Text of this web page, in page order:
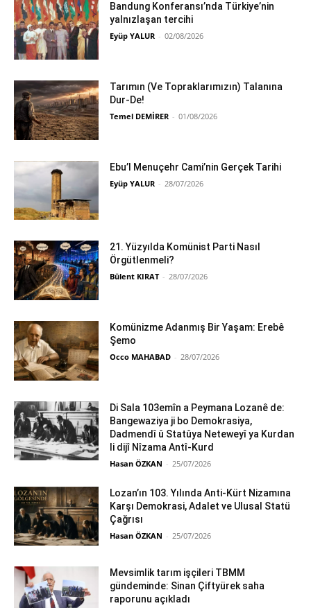
Bandung Konferansı’nda Türkiye’nin
yalnızlaşan tercihi
Eyüp YALUR - 02/08/2026
Tarımın (Ve Topraklarımızın) Talanına
Dur-De!
Temel DEMİRER - 01/08/2026
Ebu’l Menuçehr Cami’nin Gerçek Tarihi
Eyüp YALUR - 28/07/2026
21. Yüzyılda Komünist Parti Nasıl
Örgütlenmeli?
Bülent KIRAT - 28/07/2026
Komünizme Adanmış Bir Yaşam: Erebê
Şemo
Occo MAHABAD - 28/07/2026
Di Sala 103emîn a Peymana Lozanê de:
Bangewaziya ji bo Demokrasiya,
Dadmendî û Statûya Neteweyî ya Kurdan
li dijî Nîzama Antî-Kurd
Hasan ÖZKAN - 25/07/2026
Lozan’ın 103. Yılında Anti-Kürt Nizamına
Karşı Demokrasi, Adalet ve Ulusal Statü
Çağrısı
Hasan ÖZKAN - 25/07/2026
Mevsimlik tarım işçileri TBMM
gündeminde: Sinan Çiftyürek saha
raporunu açıkladı